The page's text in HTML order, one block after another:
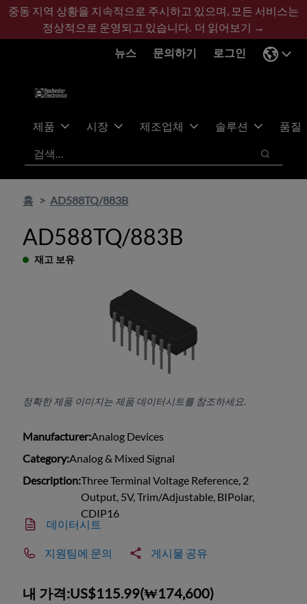
기
콘
바
글
중동 지역 상황을 지속적으로 주시하고 있으며, 모든 서비스는
정상적으로 운영되고 있습니다. 더 읽어보기 →
뉴스
문의하기 로그인
제품 시장 제조업체 솔루션
품질
검색
검색
홈 AD588TQ/883B
AD588TQ/883B
재고 보유
정확한 제품 이미지는 제품 데이터시트를 참조하세요.
Manufacturer:Analog Devices
Category:Analog & Mixed Signal
Description:Three Terminal Voltage Reference, 2
Output, 5V, Trim/Adjustable, BIPolar,
CDIP16
데이터시트
지원팀에 문의 게시물 공유
내 가격:US$115.99(₩174,600)